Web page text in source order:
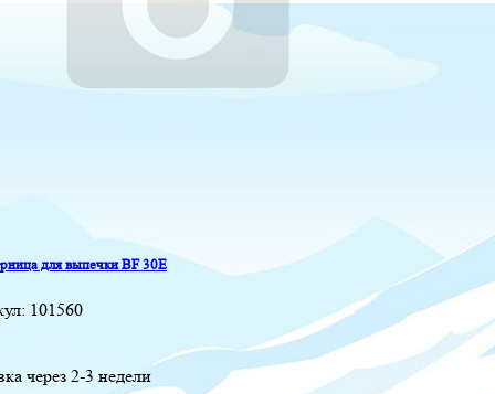
для выпечки BF 30E
101560
через 2-3 недели